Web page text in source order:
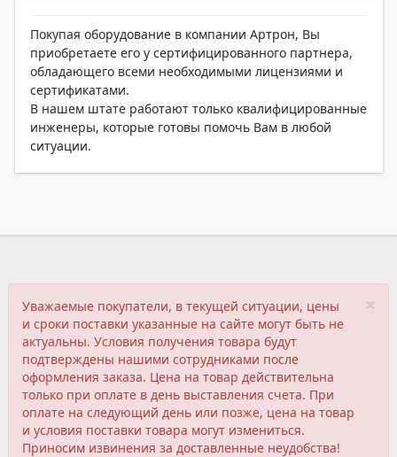
Покупая оборудование в компании Артрон, Вы
приобретаете его у сертифицированного партнера,
обладающего всеми необходимыми лицензиями и
сертификатами.
В нашем штате работают только квалифицированные
инженеры, которые готовы помочь Вам в любой
ситуации.
×
Уважаемые покупатели, в текущей ситуации, цены
и сроки поставки указанные на сайте могут быть не
актуальны. Условия получения товара будут
подтверждены нашими сотрудниками после
оформления заказа. Цена на товар действительна
только при оплате в день выставления счета. При
оплате на следующий день или позже, цена на товар
и условия поставки товара могут измениться.
Приносим извинения за доставленные неудобства!